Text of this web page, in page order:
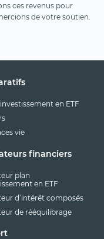
ces revenus pour
de votre soutien.
en ETF
vie
financiers
plan
en ETF
d’intérêt composés
de rééquilibrage